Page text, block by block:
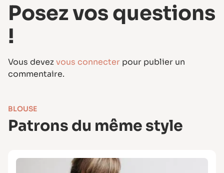
Posez vos questions
!
Vous devezvous connecter pour publier un
commentaire.
BLOUSE
Patrons du même style